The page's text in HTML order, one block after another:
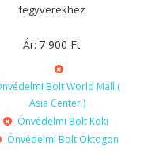
fegyverekhez
Ár: 7 900 Ft
Bolt World Mall (
Asia Center )
Önvédelmi Bolt Köki
Önvédelmi Bolt Oktogon